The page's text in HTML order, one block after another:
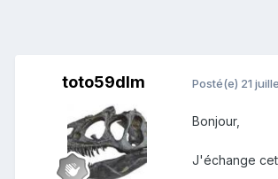
toto59dlm Posté(e) 21
Bonjour,
J'échange